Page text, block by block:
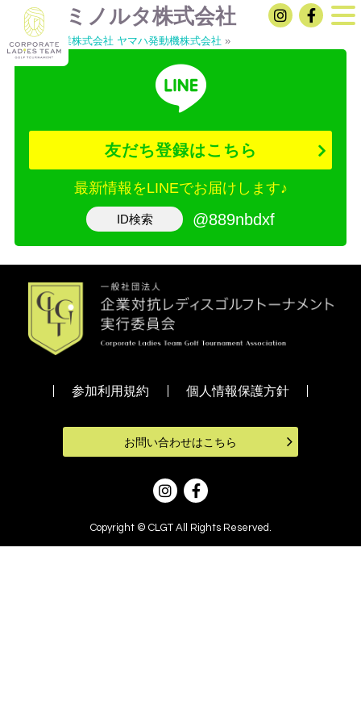
コニカミノルタ株式会社
高砂熱学工業株式会社 ヤマハ発動機株式会社 »
友だち登録はこちら
最新情報をLINEでお届けします♪
ID検索 @889nbdxf
参加利用規約 個人情報保護方針
お問い合わせはこちら
Copyright © CLGT All Rights Reserved.